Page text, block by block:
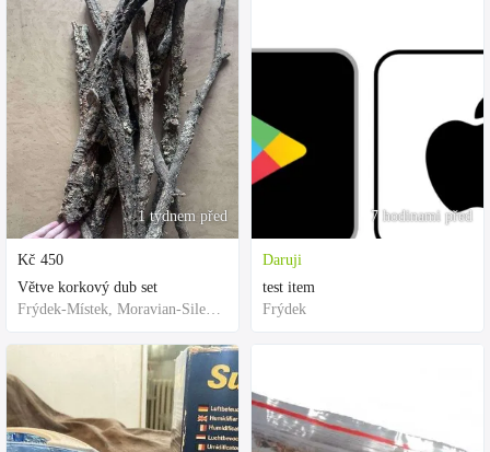
1 týdnem před
Kč 450
Větve korkový dub set
Frýdek-Místek, Moravian-Silesian Region,Others
7 hodinami před
Daruji
test item
Frýdek